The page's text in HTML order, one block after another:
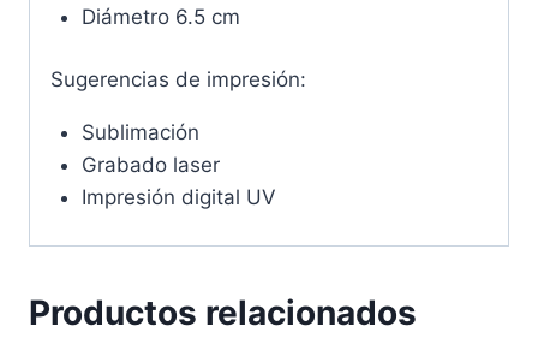
Diámetro 6.5 cm
Sugerencias de impresión:
Sublimación
Grabado laser
Impresión digital UV
Productos relacionados